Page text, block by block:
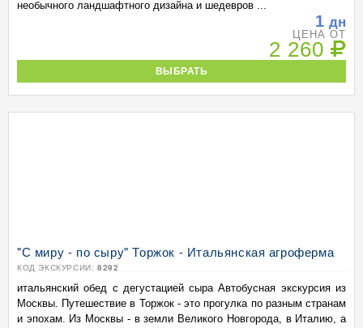
необычного ландшафтного дизайна и шедевров ...
1 дн
ЦЕНА ОТ
2 260
ВЫБРАТЬ
"С миру - по сыру" Торжок - Итальянская агроферма
КОД ЭКСКУРСИИ: 8292
итальянский обед с дегустацией сыра Автобусная экскурсия из
Москвы. Путешествие в Торжок - это прогулка по разным странам
и эпохам. Из Москвы - в земли Великого Новгорода, в Италию, а